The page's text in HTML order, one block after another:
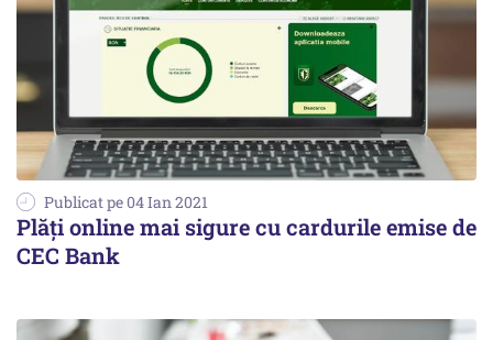
Publicat pe 04 Ian 2021
Plăți online mai sigure cu cardurile emise de
CEC Bank